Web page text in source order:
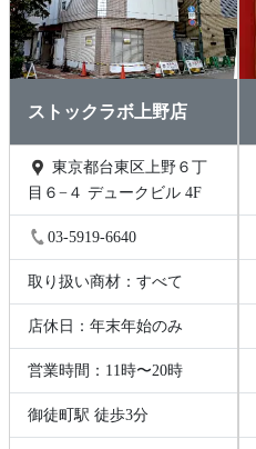
ストックラボ上野店
目６−４ デュークビル 4F
03-5919-6640
取り扱い商材：すべて
店休日：年末年始のみ
営業時間：11時〜20時
御徒町駅 徒歩3分